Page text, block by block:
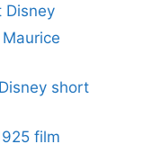
Disney
short
film